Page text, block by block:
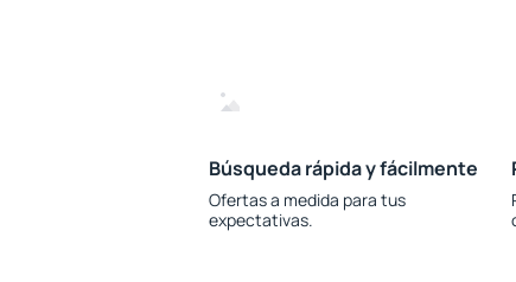
Búsqueda rápida y fácilmente
Ofertas a medida para tus
expectativas.